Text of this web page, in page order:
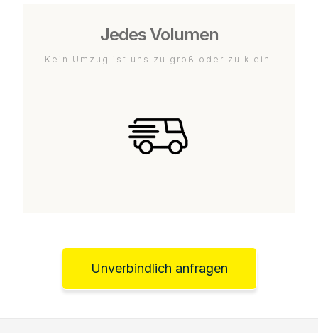
Jedes Volumen
Kein Umzug ist uns zu groß oder zu klein.
Unverbindlich anfragen